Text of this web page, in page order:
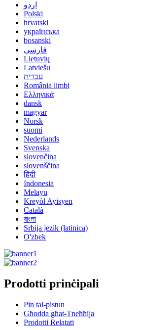
اردو
Polski
hrvatski
українська
bosanski
فارسی
Lietuvių
Latviešu
עברית
România limbi
Ελληνικά
dansk
magyar
Norsk
suomi
Nederlands
Svenska
slovenčina
slovenščina
हिंदी
Indonesia
Melayu
Kreyòl Ayisyen
Català
বাংলা
Srbija jezik (latinica)
O'zbek
Prodotti prinċipali
Pin tal-pistun
Għodda għat-Tneħħija
Prodotti Relatati